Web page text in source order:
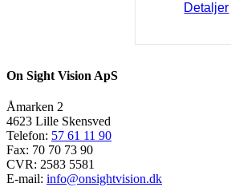
Detaljer
On Sight Vision ApS
Åmarken 2
4623 Lille Skensved
Telefon: 57 61 11 90
Fax: 70 70 73 90
CVR: 2583 5581
E-mail: info@onsightvision.dk